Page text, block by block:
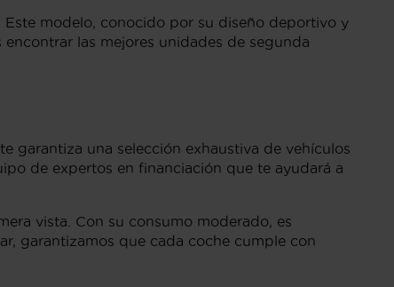
modelo, conocido por su diseño deportivo y
las mejores unidades de segunda
garantiza una selección exhaustiva de vehículos
de expertos en financiación que te ayudará a
vista. Con su consumo moderado, es
garantizamos que cada coche cumple con